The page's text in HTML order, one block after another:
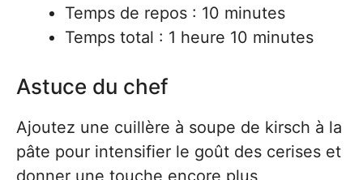
Temps de repos : 10 minutes
Temps total : 1 heure 10 minutes
Astuce du chef
Ajoutez une cuillère à soupe de kirsch à la
pâte pour intensifier le goût des cerises et